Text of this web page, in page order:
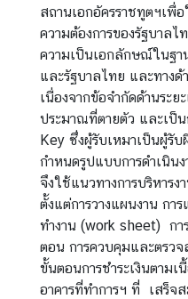
ข้
อ
มู
ล
สำ
ห
รั
บ
ค
น
ไ
ท
ย
สถานเอกอัครราชทูตฯเพื่
ความต้องการของรัฐบาลไ
ความเป็นเอกลักษณ์ในฐา
และรัฐบาลไทย และทางด้
เนื่องจากข้อจำกัดด้านระย
ประมาณที่ตายตัว และเป็น
Key ซึ่งผู้รับเหมาเป็นผู้รั
กำหนดรูปแบบการดำเนินง
จึงใช้แนวทางการบริหาร
ตั้งแต่การวางแผนงาน กา
ทำงาน (work sheet) กา
ตอน การควบคุมและตรวจ
ขั้นตอนการชำระเงินตาม
อาคารที่ทำการฯ ที่ เสร็